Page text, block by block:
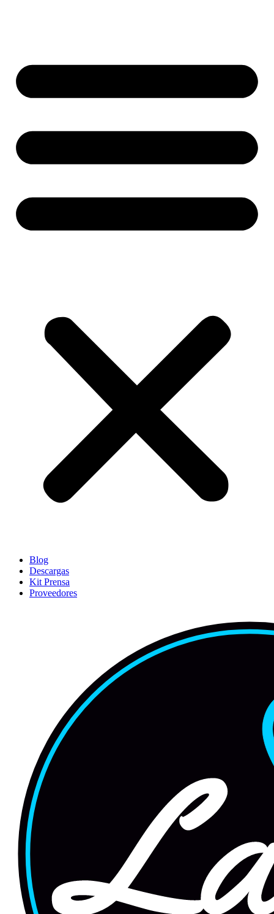
Blog
Descargas
Kit Prensa
Proveedores